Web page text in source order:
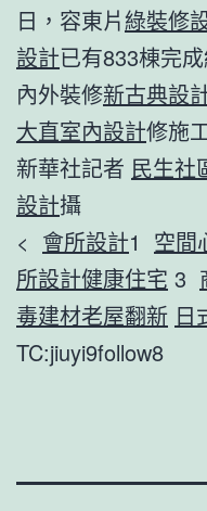
日，容東片綠裝修
設計已有833棟完
內外裝修新古典設
大直室內設計修施
新華社記者 民生社
設計攝
< 會所設計1 空間
所設計健康住宅 3
毒建材老屋翻新 日
TC:jiuyi9follow8